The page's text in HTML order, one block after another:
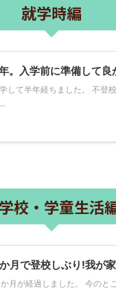
就学時編
。入学前に準備して良
して半年経ちました。 不登
校・学童生活
月で登校しぶり!我が
月が経過しました。 今の